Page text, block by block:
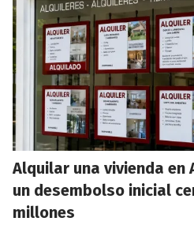
Alquilar una vivienda en
un desembolso inicial
millones